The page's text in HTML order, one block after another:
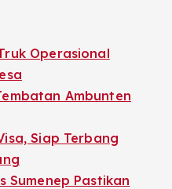
Operasional
Ambunten
Siap Terbang
Sumenep Pastikan